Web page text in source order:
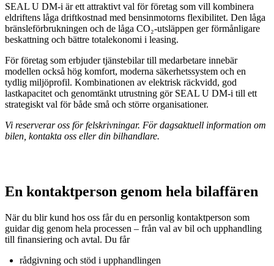
SEAL U DM-i är ett attraktivt val för företag som vill kombinera
eldriftens låga driftkostnad med bensinmotorns flexibilitet. Den låga
bränsleförbrukningen och de låga CO₂-utsläppen ger förmånligare
beskattning och bättre totalekonomi i leasing.
För företag som erbjuder tjänstebilar till medarbetare innebär
modellen också hög komfort, moderna säkerhetssystem och en
tydlig miljöprofil. Kombinationen av elektrisk räckvidd, god
lastkapacitet och genomtänkt utrustning gör SEAL U DM-i till ett
strategiskt val för både små och större organisationer.
Vi reserverar oss för felskrivningar. För dagsaktuell information om
bilen, kontakta oss eller din bilhandlare.
En kontaktperson genom hela bilaffären
När du blir kund hos oss får du en personlig kontaktperson som
guidar dig genom hela processen – från val av bil och upphandling
till finansiering och avtal. Du får
rådgivning och stöd i upphandlingen